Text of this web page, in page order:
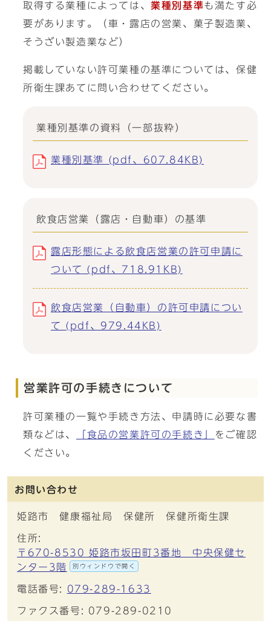
取得する業種によっては、業種別基準も満たす必
要があります。（車・露店の営業、菓子製造業、
そうざい製造業など）
掲載していない許可業種の基準については、保健
所衛生課あてに問い合わせてください。
業種別基準の資料（一部抜粋）
業種別基準 (pdf、607.84KB)
飲食店営業（露店・自動車）の基準
露店形態による飲食店営業の許可申請に
ついて (pdf、718.91KB)
飲食店営業（自動車）の許可申請につい
て (pdf、979.44KB)
営業許可の手続きについて
許可業種の一覧や手続き方法、申請時に必要な書
類などは、
「食品の営業許可の手続き」
をご確認
ください。
お問い合わせ
姫路市 健康福祉局 保健所 保健所衛生課
住所:
〒670-8530 姫路市坂田町3番地 中央保健セ
ンター3階
別ウィンドウで開く
電話番号: 079-289-1633
ファクス番号: 079-289-0210